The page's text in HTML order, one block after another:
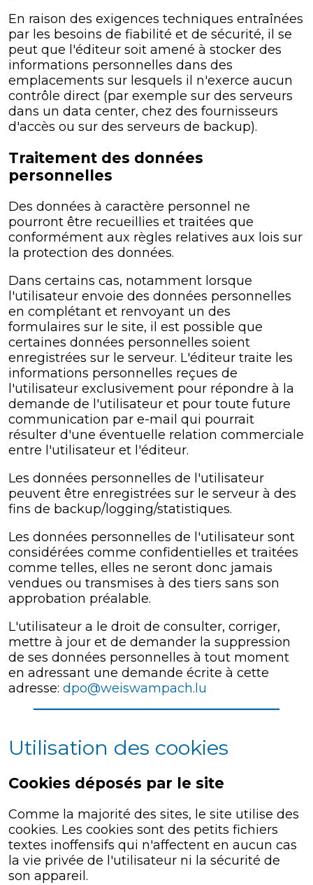
En raison des exigences techniques entraînées
par les besoins de fiabilité et de sécurité, il se
peut que l'éditeur soit amené à stocker des
informations personnelles dans des
emplacements sur lesquels il n'exerce aucun
contrôle direct (par exemple sur des serveurs
dans un data center, chez des fournisseurs
d'accès ou sur des serveurs de backup).
Traitement des données
personnelles
Des données à caractère personnel ne
pourront être recueillies et traitées que
conformément aux règles relatives aux lois sur
la protection des données.
Dans certains cas, notamment lorsque
l'utilisateur envoie des données personnelles
en complétant et renvoyant un des
formulaires sur le site, il est possible que
certaines données personnelles soient
enregistrées sur le serveur. L'éditeur traite les
informations personnelles reçues de
l'utilisateur exclusivement pour répondre à la
demande de l'utilisateur et pour toute future
communication par e-mail qui pourrait
résulter d'une éventuelle relation commerciale
entre l'utilisateur et l'éditeur.
Les données personnelles de l'utilisateur
peuvent être enregistrées sur le serveur à des
fins de backup/logging/statistiques.
Les données personnelles de l'utilisateur sont
considérées comme confidentielles et traitées
comme telles, elles ne seront donc jamais
vendues ou transmises à des tiers sans son
approbation préalable.
L'utilisateur a le droit de consulter, corriger,
mettre à jour et de demander la suppression
de ses données personnelles à tout moment
en adressant une demande écrite à cette
adresse: dpo@weiswampach.lu
Utilisation des cookies
Cookies déposés par le site
Comme la majorité des sites, le site utilise des
cookies. Les cookies sont des petits fichiers
textes inoffensifs qui n'affectent en aucun cas
la vie privée de l'utilisateur ni la sécurité de
son appareil.